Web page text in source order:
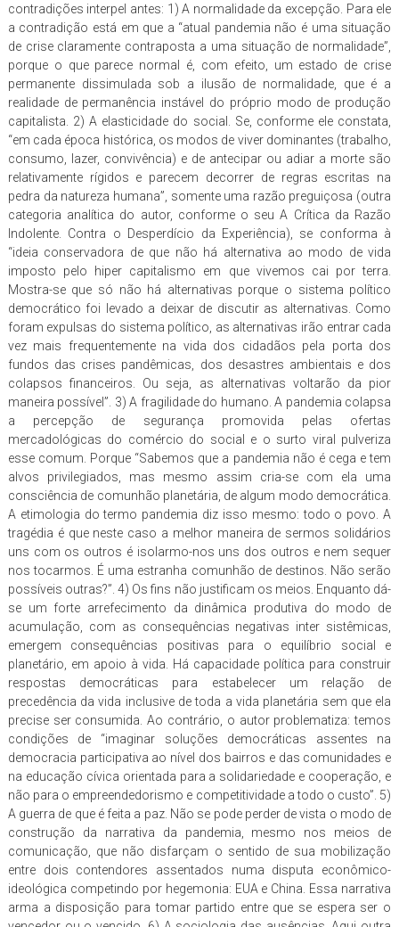
contradições interpel antes: 1) A normalidade da excepção. Para ele
a contradição está em que a “atual pandemia não é uma situação
de crise claramente contraposta a uma situação de normalidade”,
porque o que parece normal é, com efeito, um estado de crise
permanente dissimulada sob a ilusão de normalidade, que é a
realidade de permanência instável do próprio modo de produção
capitalista. 2) A elasticidade do social. Se, conforme ele constata,
“em cada época histórica, os modos de viver dominantes (trabalho,
consumo, lazer, convivência) e de antecipar ou adiar a morte são
relativamente rígidos e parecem decorrer de regras escritas na
pedra da natureza humana”, somente uma razão preguiçosa (outra
categoria analítica do autor, conforme o seu A Crítica da Razão
Indolente. Contra o Desperdício da Experiência), se conforma à
“ideia conservadora de que não há alternativa ao modo de vida
imposto pelo hiper capitalismo em que vivemos cai por terra.
Mostra-se que só não há alternativas porque o sistema político
democrático foi levado a deixar de discutir as alternativas. Como
foram expulsas do sistema político, as alternativas irão entrar cada
vez mais frequentemente na vida dos cidadãos pela porta dos
fundos das crises pandêmicas, dos desastres ambientais e dos
colapsos financeiros. Ou seja, as alternativas voltarão da pior
maneira possível”. 3) A fragilidade do humano. A pandemia colapsa
a percepção de segurança promovida pelas ofertas
mercadológicas do comércio do social e o surto viral pulveriza
esse comum. Porque “Sabemos que a pandemia não é cega e tem
alvos privilegiados, mas mesmo assim cria-se com ela uma
consciência de comunhão planetária, de algum modo democrática.
A etimologia do termo pandemia diz isso mesmo: todo o povo. A
tragédia é que neste caso a melhor maneira de sermos solidários
uns com os outros é isolarmo-nos uns dos outros e nem sequer
nos tocarmos. É uma estranha comunhão de destinos. Não serão
possíveis outras?”. 4) Os fins não justificam os meios. Enquanto dá-
se um forte arrefecimento da dinâmica produtiva do modo de
acumulação, com as consequências negativas inter sistêmicas,
emergem consequências positivas para o equilíbrio social e
planetário, em apoio à vida. Há capacidade política para construir
respostas democráticas para estabelecer um relação de
precedência da vida inclusive de toda a vida planetária sem que ela
precise ser consumida. Ao contrário, o autor problematiza: temos
condições de “imaginar soluções democráticas assentes na
democracia participativa ao nível dos bairros e das comunidades e
na educação cívica orientada para a solidariedade e cooperação, e
não para o empreendedorismo e competitividade a todo o custo”. 5)
A guerra de que é feita a paz. Não se pode perder de vista o modo de
construção da narrativa da pandemia, mesmo nos meios de
comunicação, que não disfarçam o sentido de sua mobilização
entre dois contendores assentados numa disputa econômico-
ideológica competindo por hegemonia: EUA e China. Essa narrativa
arma a disposição para tomar partido entre que se espera ser o